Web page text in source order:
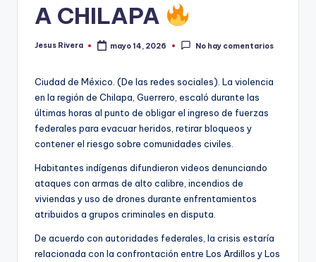
A CHILAPA
Publicado
Jesus Rivera mayo 14, 2026 No hay comentarios
Ciudad de México. (De las redes sociales). La violencia
en la región de Chilapa, Guerrero, escaló durante las
últimas horas al punto de obligar el ingreso de fuerzas
federales para evacuar heridos, retirar bloqueos y
contener el riesgo sobre comunidades civiles.
Habitantes indígenas difundieron videos denunciando
ataques con armas de alto calibre, incendios de
viviendas y uso de drones durante enfrentamientos
atribuidos a grupos criminales en disputa.
De acuerdo con autoridades federales, la crisis estaría
relacionada con la confrontación entre Los Ardillos y Los